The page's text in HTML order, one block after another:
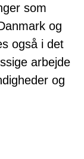
som
og
også i det
arbejde
og